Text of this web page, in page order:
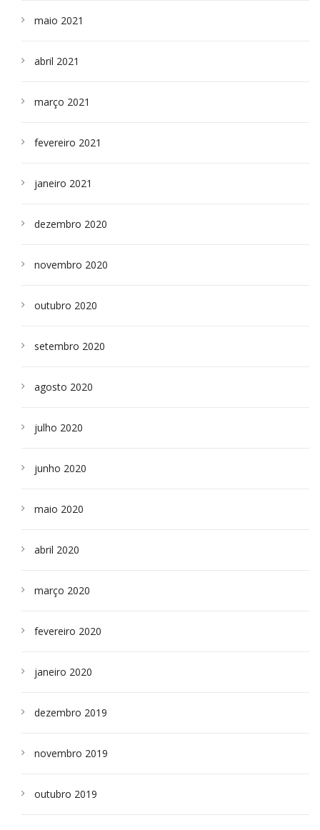
maio 2021
abril 2021
março 2021
fevereiro 2021
janeiro 2021
dezembro 2020
novembro 2020
outubro 2020
setembro 2020
agosto 2020
julho 2020
junho 2020
maio 2020
abril 2020
março 2020
fevereiro 2020
janeiro 2020
dezembro 2019
novembro 2019
outubro 2019